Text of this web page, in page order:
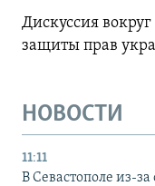
Дискуссия
защиты прав
НОВОСТИ
11:11
В Севастополе из-